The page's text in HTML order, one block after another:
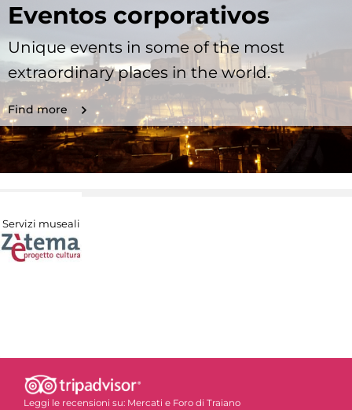
Eventos corporativos
Unique events in some of the most
extraordinary places in the world.
Find more
Servizi museali
Leggi le recensioni su: Mercati e Foro di Traiano